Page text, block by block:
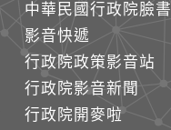
中華民國行政院臉書
影音快遞
行政院政策影音站
行政院影音新聞
行政院開麥啦